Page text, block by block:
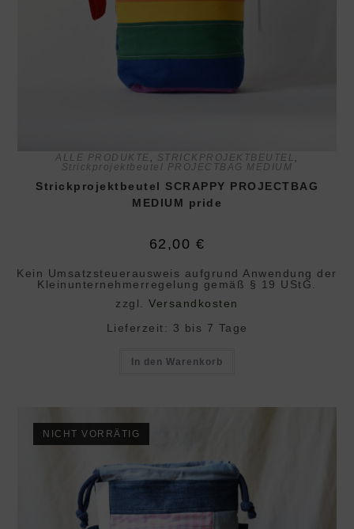
ALLE PRODUKTE STRICKPROJEKTBEUTEL
Strickprojektbeutel PROJECTBAG MEDIUM
Strickprojektbeutel SCRAPPY PROJECTBAG
MEDIUM pride
62,00 €
Kein Umsatzsteuerausweis aufgrund Anwendung der
Klein­unternehmer­regelung gemäß § 19 UStG.
zzgl.Versandkosten
Lieferzeit: 3 bis 7 Tage
In den Warenkorb
NICHT VORRÄTIG